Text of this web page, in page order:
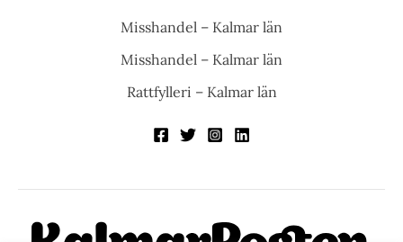
Misshandel – Kalmar län
Misshandel – Kalmar län
Rattfylleri – Kalmar län